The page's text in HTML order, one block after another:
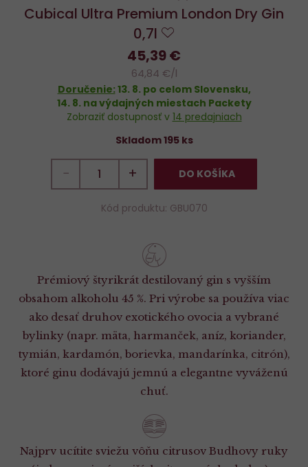
Cubical Ultra Premium London Dry Gin
0,7l
obľúbených
Prémiový štyrikrát destilovaný gin s vyšším
obsahom alkoholu 45 %. Pri výrobe sa používa viac
ako desať druhov exotického ovocia a vybrané
bylinky (napr. mäta, harmanček, aníz, koriander,
tymián, kardamón, borievka, mandarínka, citrón),
ktoré ginu dodávajú jemnú a elegantne vyváženú
chuť.
Najprv ucítite sviežu vôňu citrusov Budhovy ruky
45,39 €
64,84 €/l
Doručenie: 13. 8. po celom Slovensku,
14. 8. na výdajných miestach Packety
Zobraziť dostupnosť v 14 predajniach
Skladom 195 ks
− + DO KOŠÍKA
Kód produktu: GBU070